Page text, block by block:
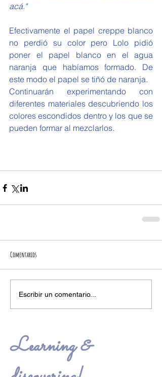
acá."
Efectivamente el papel creppe blanco
no perdió su color pero Lolo pidió
poner el papel blanco en el agua
naranja que habíamos formado. De
este modo el papel se tiñó de naranja.
Continuarán experimentando con
diferentes materiales descubriendo los
colores escondidos dentro y los que se
pueden formar al mezclarlos.
Comentarios
Escribir un comentario...
Learning &